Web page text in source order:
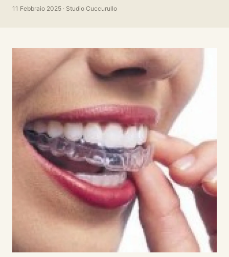
11 Febbraio 2025 · Studio Cuccurullo